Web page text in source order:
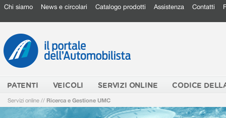
Chi siamo News e circolari Catalogo prodotti Assistenza Contatti
PATENTI VEICOLI SERVIZI ONLINE CODICE
Servizi online // Ricerca e Gestione UMC